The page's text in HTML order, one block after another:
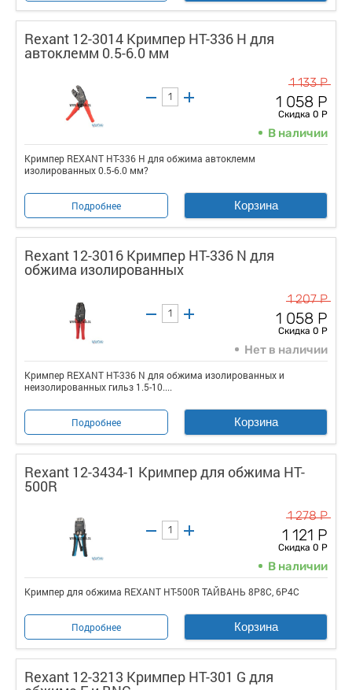
Rexant 12-3014 Кримпер HT-336 H для
автоклемм 0.5-6.0 мм
1 133 Р
1 058 Р
Скидка 0 Р
В наличии
Кримпер REXANT HT-336 H для обжима автоклемм
изолированных 0.5-6.0 мм?
Подробнее Корзина
Rexant 12-3016 Кримпер HT-336 N для
обжима изолированных
1 207 Р
1 058 Р
Скидка 0 Р
Нет в наличии
Кримпер REXANT HT-336 N для обжима изолированных и
неизолированных гильз 1.5-10....
Подробнее Корзина
Rexant 12-3434-1 Кримпер для обжима HT-
500R
1 278 Р
1 121 Р
Скидка 0 Р
В наличии
Кримпер для обжима REXANT HT-500R ТАЙВАНЬ 8P8C, 6P4C
Подробнее Корзина
Rexant 12-3213 Кримпер HT-301 G для